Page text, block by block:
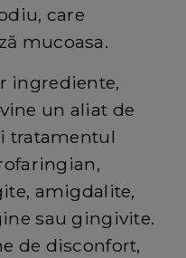
care
mucoasa.
ingrediente,
un aliat de
tratamentul
amigdalite,
sau gingivite.
de disconfort,